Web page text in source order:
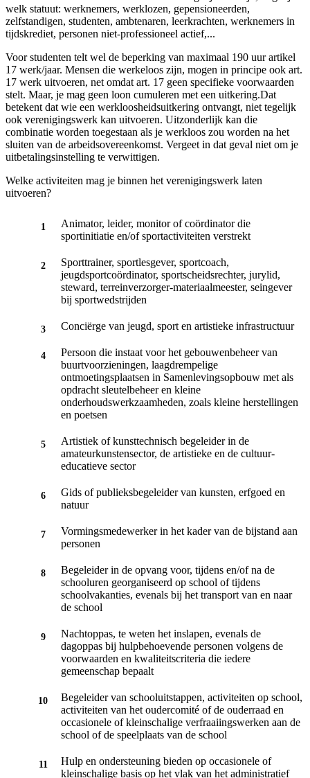
welk statuut: werknemers, werklozen, gepensioneerden,
zelfstandigen, studenten, ambtenaren, leerkrachten, werknemers in
tijdskrediet, personen niet-professioneel actief,...
Voor studenten telt wel de beperking van maximaal 190 uur artikel
17 werk/jaar. Mensen die werkeloos zijn, mogen in principe ook art.
17 werk uitvoeren, net omdat art. 17 geen specifieke voorwaarden
stelt. Maar, je mag geen loon cumuleren met een uitkering.Dat
betekent dat wie een werkloosheidsuitkering ontvangt, niet tegelijk
ook verenigingswerk kan uitvoeren. Uitzonderlijk kan die
combinatie worden toegestaan als je werkloos zou worden na het
sluiten van de arbeidsovereenkomst. Vergeet in dat geval niet om je
uitbetalingsinstelling te verwittigen.
Welke activiteiten mag je binnen het verenigingswerk laten
uitvoeren?
Animator, leider, monitor of coördinator die
sportinitiatie en/of sportactiviteiten verstrekt
Sporttrainer, sportlesgever, sportcoach,
jeugdsportcoördinator, sportscheidsrechter, jurylid,
steward, terreinverzorger-materiaalmeester, seingever
bij sportwedstrijden
Conciërge van jeugd, sport en artistieke infrastructuur
Persoon die instaat voor het gebouwenbeheer van
buurtvoorzieningen, laagdrempelige
ontmoetingsplaatsen in Samenlevingsopbouw met als
opdracht sleutelbeheer en kleine
onderhoudswerkzaamheden, zoals kleine herstellingen
en poetsen
Artistiek of kunsttechnisch begeleider in de
amateurkunstensector, de artistieke en de cultuur-
educatieve sector
Gids of publieksbegeleider van kunsten, erfgoed en
natuur
Vormingsmedewerker in het kader van de bijstand aan
personen
Begeleider in de opvang voor, tijdens en/of na de
schooluren georganiseerd op school of tijdens
schoolvakanties, evenals bij het transport van en naar
de school
Nachtoppas, te weten het inslapen, evenals de
dagoppas bij hulpbehoevende personen volgens de
voorwaarden en kwaliteitscriteria die iedere
gemeenschap bepaalt
Begeleider van schooluitstappen, activiteiten op school,
activiteiten van het oudercomité of de ouderraad en
occasionele of kleinschalige verfraaiingswerken aan de
school of de speelplaats van de school
Hulp en ondersteuning bieden op occasionele of
kleinschalige basis op het vlak van het administratief